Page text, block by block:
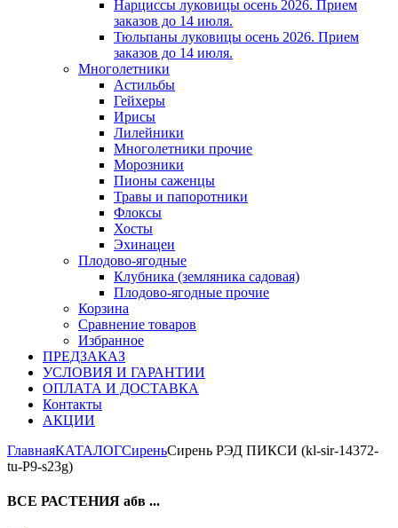
Нарциссы луковицы осень 2026. Прием
заказов до 14 июля.
Тюльпаны луковицы осень 2026. Прием
заказов до 14 июля.
Многолетники
Астильбы
Гейхеры
Ирисы
Лилейники
Многолетники прочие
Морозники
Пионы саженцы
Травы и папоротники
Флоксы
Хосты
Эхинацеи
Плодово-ягодные
Клубника (земляника садовая)
Плодово-ягодные прочие
Корзина
Сравнение товаров
Избранное
ПРЕДЗАКАЗ
УСЛОВИЯ И ГАРАНТИИ
ОПЛАТА И ДОСТАВКА
Контакты
АКЦИИ
ГлавнаяКАТАЛОГСиреньСирень РЭД ПИКСИ (kl-sir-14372-
tu-P9-s23g)
ВСЕ РАСТЕНИЯ абв ...